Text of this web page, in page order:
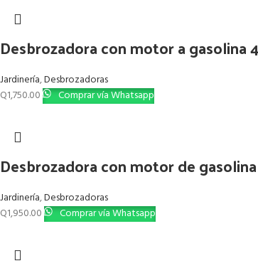
Desbrozadora con motor a gasolina
Jardinería,Desbrozadoras
Q1,750.00 Comprar vía Whatsapp
Desbrozadora con motor de gasolina
Jardinería,Desbrozadoras
Q1,950.00 Comprar vía Whatsapp